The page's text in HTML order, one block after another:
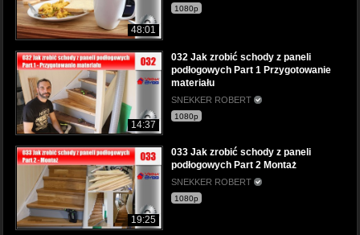
48:01
1080p
14:37
032 Jak zrobić schody z paneli
podłogowych Part 1 Przygotowanie
materiału
SNEKKER ROBERT
1080p
19:25
033 Jak zrobić schody z paneli
podłogowych Part 2 Montaż
SNEKKER ROBERT
1080p